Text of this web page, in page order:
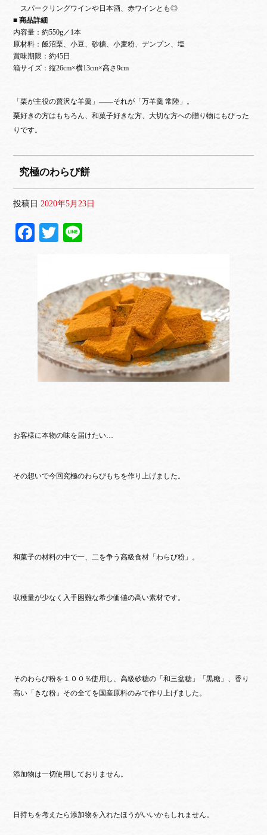
スパークリングワインや日本酒、赤ワインとも◎
■ 商品詳細
内容量：約550g／1本
原材料：飯沼栗、小豆、砂糖、小麦粉、デンプン、塩
賞味期限：約45日
箱サイズ：縦26cm×横13cm×高さ9cm
「栗が主役の贅沢な羊羹」——それが「万羊羹 常陸」。
栗好きの方はもちろん、和菓子好きな方、大切な方への贈り物にもぴった
りです。
究極のわらび餅
投稿日 2020年5月23日
Fa
ok
T
r
お客様に本物の味を届けたい…
その想いで今回究極のわらびもちを作り上げました。
和菓子の材料の中で一、二を争う高級食材「わらび粉」。
収穫量が少なく入手困難な希少価値の高い素材です。
そのわらび粉を１００％使用し、高級砂糖の「和三盆糖」「黒糖」、香り
高い「きな粉」その全てを国産原料のみで作り上げました。
添加物は一切使用しておりません。
日持ちを考えたら添加物を入れたほうがいいかもしれません。